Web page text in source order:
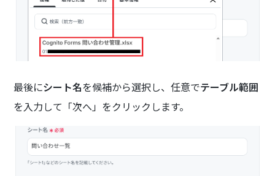
最後にシート名を候補から選択し、任意でテーブル範囲
を入力して「次へ」をクリックします。